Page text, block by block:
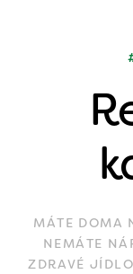
MÁTE DOMA
NEMÁTE
ZDRAVÉ